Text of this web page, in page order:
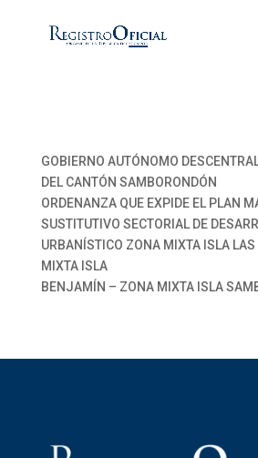
GOBIERNO AUTÓNOMO
DEL CANTÓN SAMBORONDÓN
ORDENANZA QUE EXPIDE EL PLAN
SUSTITUTIVO SECTORIAL DE
URBANÍSTICO ZONA MIXTA ISLA
MIXTA ISLA
BENJAMÍN – ZONA MIXTA ISLA